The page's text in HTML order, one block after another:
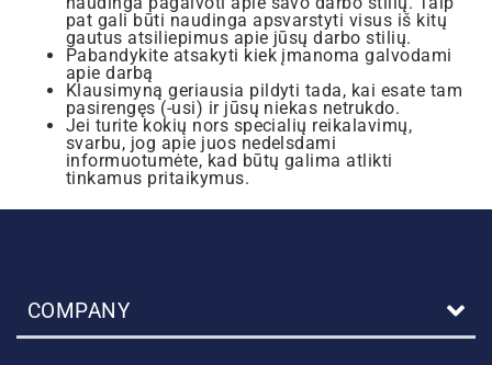
pat gali būti naudinga apsvarstyti visus iš kitų
gautus atsiliepimus apie jūsų darbo stilių.
Pabandykite atsakyti kiek įmanoma galvodami
apie darbą
Klausimyną geriausia pildyti tada, kai esate tam
pasirengęs (-usi) ir jūsų niekas netrukdo.
Jei turite kokių nors specialių reikalavimų,
svarbu, jog apie juos nedelsdami
informuotumėte, kad būtų galima atlikti
tinkamus pritaikymus.
COMPANY